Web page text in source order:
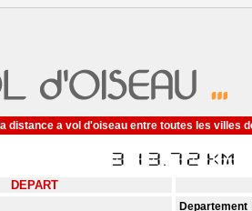
distance a vol d'oiseau entre toutes les villes
DEPART
Departement